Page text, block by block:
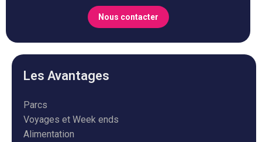
Nous contacter
Les Avantages
Parcs
Voyages et Week ends
Alimentation